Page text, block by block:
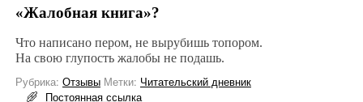
«Жалобная книга»?
Что написано пером, не вырубишь топором.
На свою глупость жалобы не подашь.
Рубрика: Отзывы Метки: Читательский дневник
Постоянная ссылка